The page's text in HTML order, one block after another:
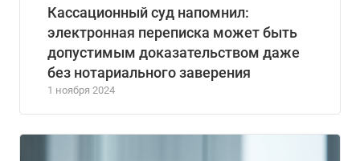
Кассационный суд напомнил:
электронная переписка может быть
допустимым доказательством даже
без нотариального заверения
1 ноября 2024